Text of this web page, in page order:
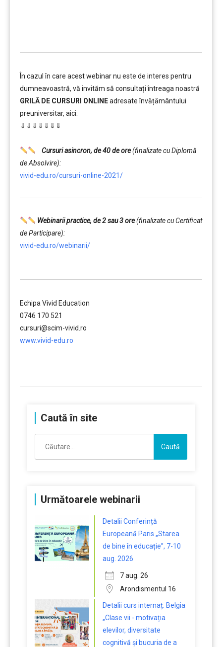
În cazul în care acest webinar nu este de interes pentru
dumneavoastră, vă invităm să consultați întreaga noastră
GRILĂ DE CURSURI ONLINEadresate învățământului
preuniversitar, aici:
⇓⇓⇓⇓⇓⇓⇓
Cursuri asincron, de 40 de ore(finalizate cu Diplomă
de Absolvire):
vivid-edu.ro/cursuri-online-2021/
Webinarii practice, de 2 sau 3 ore(finalizate cu Certificat
de Participare):
vivid-edu.ro/webinarii/
Echipa Vivid Education
0746 170 521
cursuri@scim-vivid.ro
www.vivid-edu.ro
Caută în site
după:
Următoarele webinarii
Detalii Conferință
Europeană Paris „Starea
de bine în educație”, 7-10
aug. 2026
7 aug. 26
Arondismentul 16
Detalii curs internaț. Belgia
„Clase vii - motivația
elevilor, diversitate
cognitivă și bucuria de a